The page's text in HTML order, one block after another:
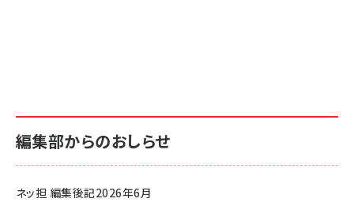
編集部からのおしらせ
ネッ担 編集後記2026年6月